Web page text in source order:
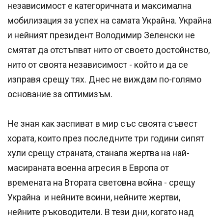
независимост е категоричната и максимална
мобилизация за успех на самата Украйна. Украйна
и нейният президент Володимир Зеленски не
смятат да отстъпват нито от своето достойнство,
нито от своята независимост - който и да се
изправя срещу тях. Днес не виждам по-голямо
основание за оптимизъм.
Не зная как заспиват в мир със своята съвест
хората, които през последните три години сипят
хули срещу страната, станала жертва на най-
масираната военна агресия в Европа от
времената на Втората световна война - срещу
Украйна и нейните воини, нейните жертви,
нейните ръководители. В тези дни, когато над